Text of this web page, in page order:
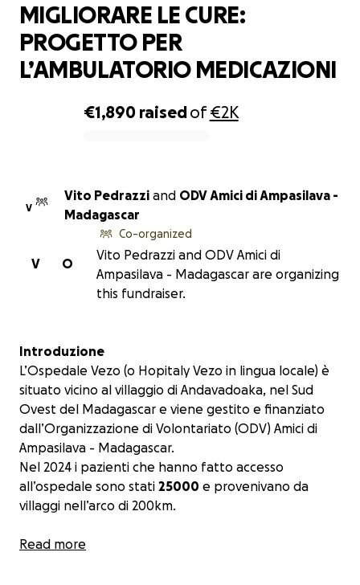
€1,890 raisedof€2K
MIGLIORARE LE CURE:
PROGETTO PER
L’AMBULATORIO MEDICAZIONI
V
Vito Pedrazzi and ODV Amici di Ampasilava -
Madagascar
O
V
Co-organized
Vito Pedrazzi and ODV Amici di
Ampasilava - Madagascar are organizing
this fundraiser.
Introduzione
L’Ospedale Vezo (o Hopitaly Vezo in lingua locale) è
situato vicino al villaggio di Andavadoaka, nel Sud
Ovest del Madagascar e viene gestito e finanziato
dall’Organizzazione di Volontariato (ODV) Amici di
Ampasilava - Madagascar.
Nel 2024 i pazienti che hanno fatto accesso
all’ospedale sono stati 25000 e provenivano da
villaggi nell’arco di 200km.
L’Ospedale Vezo
Read more